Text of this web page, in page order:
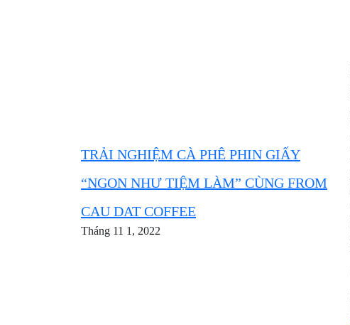
TRẢI NGHIỆM CÀ PHÊ PHIN GIẤY
“NGON NHƯ TIỆM LÀM” CÙNG FROM
CAU DAT COFFEE
Tháng 11 1, 2022